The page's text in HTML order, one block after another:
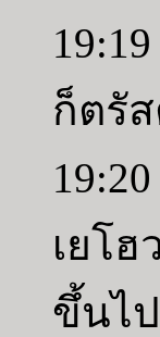
ก็ตรัส
เยโ
ขึ้นไป